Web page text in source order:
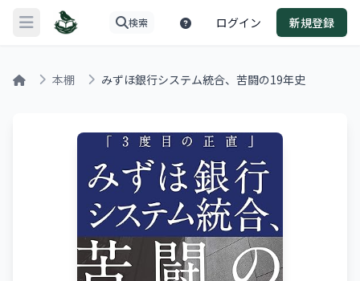
メニューを開く 検索 ログイン 新規登録
本棚 みずほ銀行システム統合、苦闘の19年史